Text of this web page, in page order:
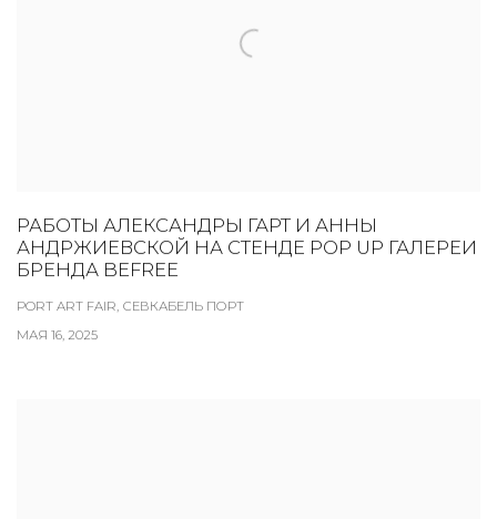
РАБОТЫ АЛЕКСАНДРЫ ГАРТ И АННЫ
АНДРЖИЕВСКОЙ НА СТЕНДЕ POP UP ГАЛЕРЕИ
БРЕНДА BEFREE
PORT ART FAIR, СЕВКАБЕЛЬ ПОРТ
МАЯ 16, 2025